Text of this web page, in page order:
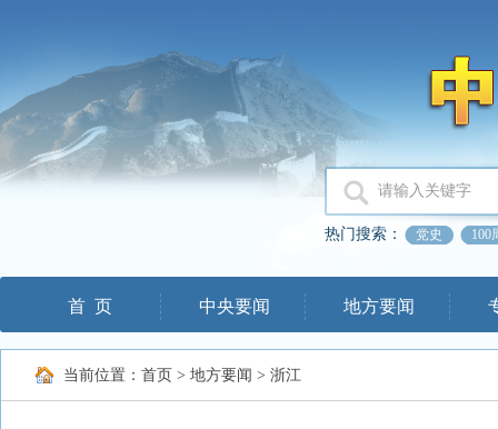
热门搜索： 党史 100
首 页 中央要闻 地方要闻
当前位置： 首页 > 地方要闻 > 浙江